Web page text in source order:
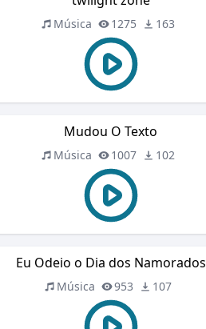
Música 1275 163
Mudou O Texto
Música 1007 102
Eu Odeio o Dia dos Namorados
Música 953 107